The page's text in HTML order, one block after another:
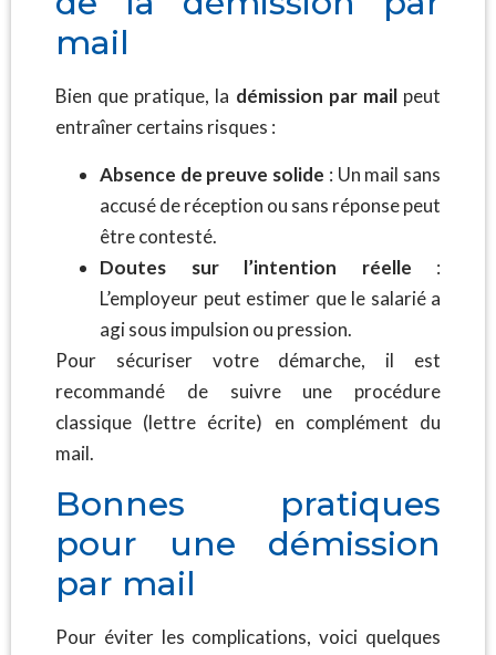
mail
Bien que pratique, la démission par mailpeut
entraîner certains risques :
Absence de preuve solide : Un mail sans
accusé de réception ou sans réponse peut
être contesté.
Doutes sur l’intention réelle :
L’employeur peut estimer que le salarié a
agi sous impulsion ou pression.
Pour sécuriser votre démarche, il est
recommandé de suivre une procédure
classique (lettre écrite) en complément du
mail.
Bonnes pratiques
pour une démission
par mail
Pour éviter les complications, voici quelques